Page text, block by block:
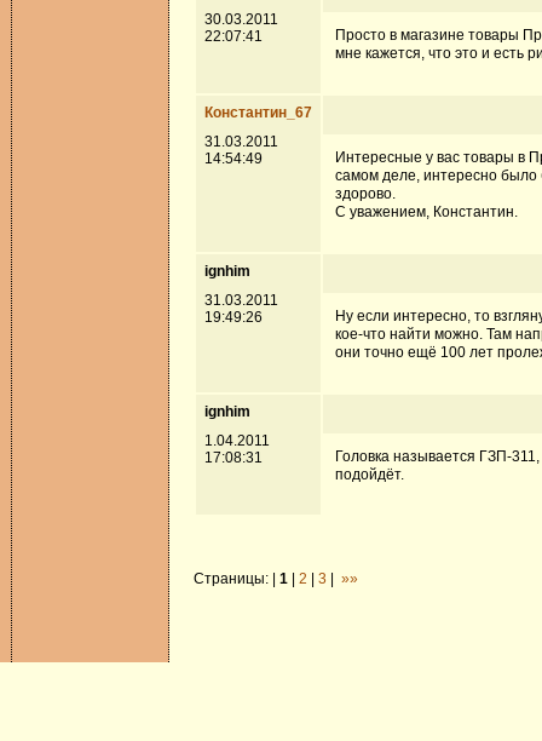
30.03.2011
22:07:41
Просто в магазине товары
мне кажется, что это и есть
Константин_67
31.03.2011
14:54:49
Интересные у вас товары в
самом деле, интересно было
здорово.
С уважением, Константин.
ignhim
31.03.2011
19:49:26
Ну если интересно, то
кое-что найти можно. Там
они точно ещё 100 лет
ignhim
1.04.2011
17:08:31
Головка называется ГЗП-
подойдёт.
Страницы: | 1 2 3 »»